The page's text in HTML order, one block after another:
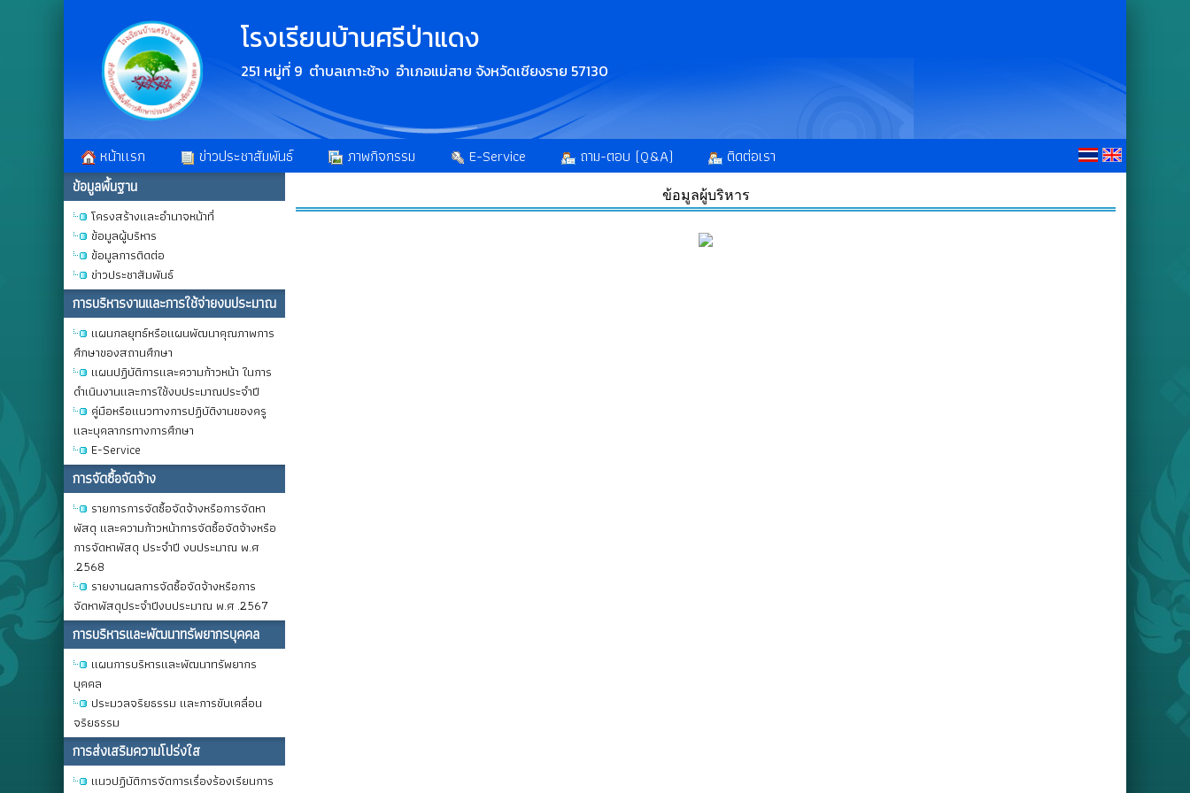
โรงเรียนบ้านศรีป่าแดง
251 หมู่ที่ 9 ตำบลเกาะช้าง อำเภอแม่สาย จังหวัดเชียงราย 57130
หน้าเเรก ข่าวประชาสัมพันธ์ ภาพกิจกรรม E-Service ถาม-ตอบ (Q&A) ติดต่อเรา
ข้อมูลพื้นฐาน
โครงสร้างและอำนาจหน้าที่
ข้อมูลผู้บริหาร
ข้อมูลการติดต่อ
ข่าวประชาสัมพันธ์
การบริหารงานและการใช้จ่ายงบประมาณ
แผนกลยุทธ์หรือแผนพัฒนาคุณภาพการ
ศึกษาของสถานศึกษา
แผนปฏิบัติการและความก้าวหน้า ในการ
ดำเนินงานและการใช้งบประมาณประจำปี
คู่มือหรือแนวทางการปฏิบัติงานของครู
และบุคลากรทางการศึกษา
E-Service
การจัดซื้อจัดจ้าง
รายการการจัดซื้อจัดจ้างหรือการจัดหา
พัสดุ และความก้าวหน้าการจัดซื้อจัดจ้างหรือ
การจัดหาพัสดุ ประจำปี งบประมาณ พ.ศ
.2568
รายงานผลการจัดซื้อจัดจ้างหรือการ
จัดหาพัสดุประจำปีงบประมาณ พ.ศ .2567
การบริหารและพัฒนาทรัพยากรบุคคล
แผนการบริหารและพัฒนาทรัพยากร
บุคคล
ประมวลจริยธรรม และการขับเคลื่อน
จริยธรรม
การส่งเสริมความโปร่งใส
แนวปฏิบัติการจัดการเรื่องร้องเรียนการ
ข้อมูลผู้บริหาร